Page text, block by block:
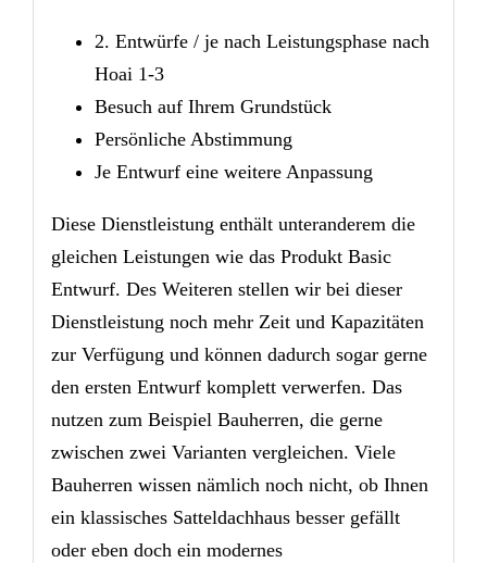
2. Entwürfe / je nach Leistungsphase nach
Hoai 1-3
Besuch auf Ihrem Grundstück
Persönliche Abstimmung
Je Entwurf eine weitere Anpassung
Diese Dienstleistung enthält unteranderem die
gleichen Leistungen wie das Produkt Basic
Entwurf. Des Weiteren stellen wir bei dieser
Dienstleistung noch mehr Zeit und Kapazitäten
zur Verfügung und können dadurch sogar gerne
den ersten Entwurf komplett verwerfen. Das
nutzen zum Beispiel Bauherren, die gerne
zwischen zwei Varianten vergleichen. Viele
Bauherren wissen nämlich noch nicht, ob Ihnen
ein klassisches Satteldachhaus besser gefällt
oder eben doch ein modernes